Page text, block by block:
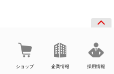
ショップ 企業情報 採用情報